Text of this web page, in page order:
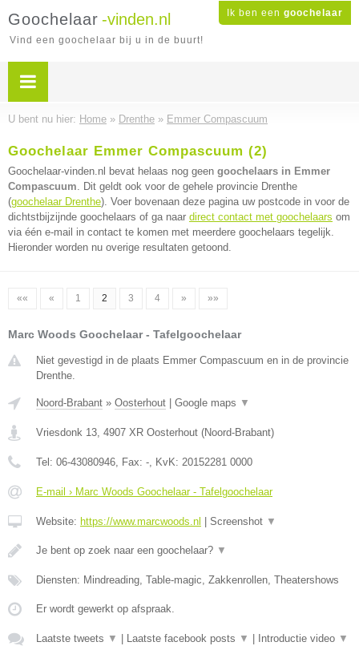
Ik ben een goochelaar
Goochelaar -vinden.nl
Vind een goochelaar bij u in de buurt!
U bent nu hier: Home » Drenthe » Emmer Compascuum
Goochelaar Emmer Compascuum (2)
Goochelaar-vinden.nl bevat helaas nog geen goochelaars in Emmer
Compascuum. Dit geldt ook voor de gehele provincie Drenthe
(goochelaar Drenthe). Voer bovenaan deze pagina uw postcode in voor de
dichtstbijzijnde goochelaars of ga naar direct contact met goochelaars om
via één e-mail in contact te komen met meerdere goochelaars tegelijk.
Hieronder worden nu overige resultaten getoond.
«« « 1 2 3 4 » »»
Marc Woods Goochelaar - Tafelgoochelaar
Niet gevestigd in de plaats Emmer Compascuum en in de provincie
Drenthe.
Noord-Brabant » Oosterhout Google maps ▼
Vriesdonk 13, 4907 XR Oosterhout (Noord-Brabant)
Tel: 06-43080946, Fax: -, KvK: 20152281 0000
E-mail › Marc Woods Goochelaar - Tafelgoochelaar
Website: https://www.marcwoods.nl Screenshot ▼
Je bent op zoek naar een goochelaar? ▼
Diensten: Mindreading, Table-magic, Zakkenrollen, Theatershows
Er wordt gewerkt op afspraak.
Laatste tweets ▼ Laatste facebook posts ▼ Introductie video ▼